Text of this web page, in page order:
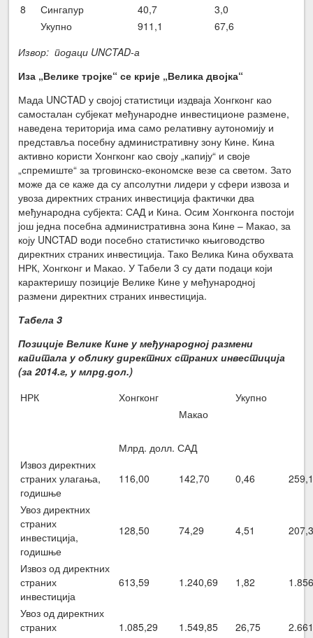
8
Сингапур 40,7
3,0
Укупно
911,1
67,6
Извор: подаци UNCTAD-а
Иза „Велике тројке“ се крије „Велика двојка“
Мада UNCTAD у својој статистици издваја Хонгконг као
самосталан субјекат међународне инвестиционе размене,
наведена територија има само релативну аутономију и
представља посебну административну зону Кине. Кина
активно користи Хонгконг као своју „капију“ и своје
„спремиште“ за трговинско-економске везе са светом. Зато
може да се каже да су апсолутни лидери у сфери извоза и
увоза директних страних инвестиција фактички два
међународна субјекта: САД и Кина. Осим Хонгконга постоји
још једна посебна административна зона Кине – Макао, за
коју UNCTAD води посебно статистичко књиговодство
директних страних инвестиција. Тако Велика Кина обухвата
НРК, Хонгконг и Макао. У Табели 3 су дати подаци који
карактеришу позиције Велике Кине у међународној
размени директних страних инвестиција.
Табела 3
Позиције Велике Кине у међународној размени
капитала у облику директних страних инвестиција
(за 2014.г, у млрд.дол.)
НРК
Хонгконг
Макао
Укупно
Млрд. долл. САД
Извоз директних
страних улагања,
годишње
116,00 142,70 0,46
Увоз директних
страних
инвестиција,
годишње
128,50 74,29 4,51
Извоз од директних
страних
инвестиција
613,59 1.240,69 1,82
Увоз од директних
страних
1.085,29 1.549,85 26,75